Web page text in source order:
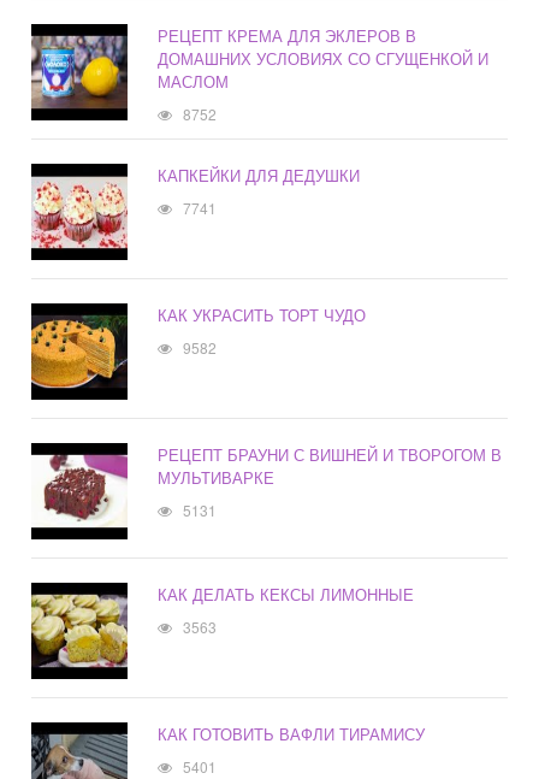
РЕЦЕПТ КРЕМА ДЛЯ ЭКЛЕРОВ В
ДОМАШНИХ УСЛОВИЯХ СО СГУЩЕНКОЙ И
МАСЛОМ
8752
КАПКЕЙКИ ДЛЯ ДЕДУШКИ
7741
КАК УКРАСИТЬ ТОРТ ЧУДО
9582
РЕЦЕПТ БРАУНИ С ВИШНЕЙ И ТВОРОГОМ В
МУЛЬТИВАРКЕ
5131
КАК ДЕЛАТЬ КЕКСЫ ЛИМОННЫЕ
3563
КАК ГОТОВИТЬ ВАФЛИ ТИРАМИСУ
5401